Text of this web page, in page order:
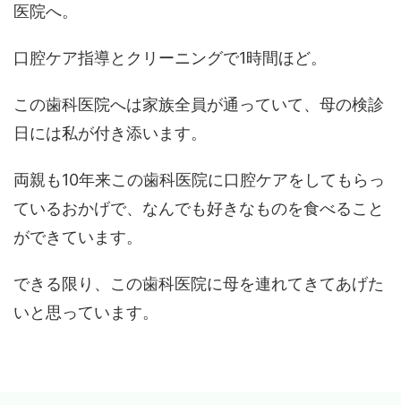
医院へ。
口腔ケア指導とクリーニングで1時間ほど。
この歯科医院へは家族全員が通っていて、母の検診
日には私が付き添います。
両親も10年来この歯科医院に口腔ケアをしてもらっ
ているおかげで、なんでも好きなものを食べること
ができています。
できる限り、この歯科医院に母を連れてきてあげた
いと思っています。